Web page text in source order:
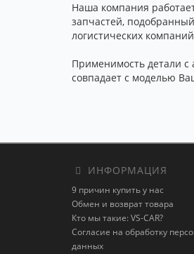
Наша компания
запчастей,
логистических
Применимость детали с
совпадает с моделью
ИНФОРМАЦИЯ
9 причин купить у нас
Обмен и возврат товара
Кто мы такие: VS-CAR?
Согласие на обработку
данных